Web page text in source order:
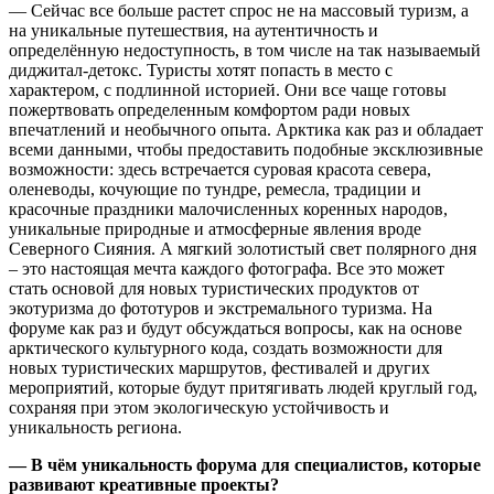
— Сейчас все больше растет спрос не на массовый туризм, а
на уникальные путешествия, на аутентичность и
определённую недоступность, в том числе на так называемый
диджитал-детокс. Туристы хотят попасть в место с
характером, с подлинной историей. Они все чаще готовы
пожертвовать определенным комфортом ради новых
впечатлений и необычного опыта. Арктика как раз и обладает
всеми данными, чтобы предоставить подобные эксклюзивные
возможности: здесь встречается суровая красота севера,
оленеводы, кочующие по тундре, ремесла, традиции и
красочные праздники малочисленных коренных народов,
уникальные природные и атмосферные явления вроде
Северного Сияния. А мягкий золотистый свет полярного дня
– это настоящая мечта каждого фотографа. Все это может
стать основой для новых туристических продуктов от
экотуризма до фототуров и экстремального туризма. На
форуме как раз и будут обсуждаться вопросы, как на основе
арктического культурного кода, создать возможности для
новых туристических маршрутов, фестивалей и других
мероприятий, которые будут притягивать людей круглый год,
сохраняя при этом экологическую устойчивость и
уникальность региона.
— В чём уникальность форума для специалистов, которые
развивают креативные проекты?